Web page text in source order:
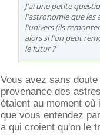
J'ai une petite
l'astronomie que les
l'univers (ils
alors si l'on peut
le futur ?
Vous avez sans
provenance des
étaient au moment
que vous entendez
a qui croient qu'on le